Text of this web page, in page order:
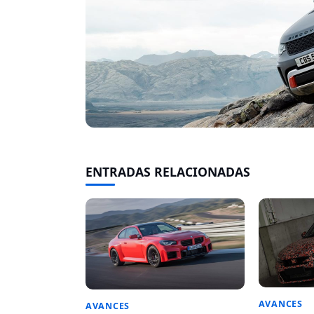
ENTRADAS RELACIONADAS
AVANCES AVANCES